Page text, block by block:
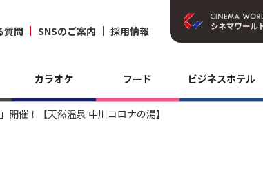
質問 SNSのご案内 採用情報
カラオケ フード ビジネスホテル
開催！【天然温泉 中川コロナの湯】